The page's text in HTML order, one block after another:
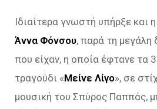
Ιδιαίτερα γνωστή υπήρξε και
Άννα Φόνσου, παρά τη μεγάλη
που είχαν, η οποία έφτανε τα
τραγούδι «Μείνε Λίγο», σε
μουσική του Σπύρος Παππάς,